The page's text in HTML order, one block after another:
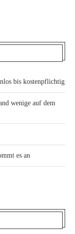
bis kostenpflichtig
wenige auf dem
es an